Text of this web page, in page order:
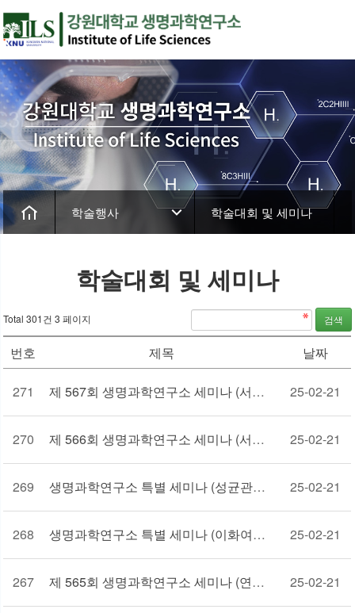
학술행사 학술대회 및 세미나
학술대회 및 세미나
Total 301건 3 페이지
번호 제목 날짜
271 제 567회 생명과학연구소 세미나 (서울대학교 신현무 교수) 25-02-21
270 제 566회 생명과학연구소 세미나 (서울대학교 노성훈 교수) 25-02-21
269 생명과학연구소 특별 세미나 (성균관대학교 현재경 교수) 25-02-21
268 생명과학연구소 특별 세미나 (이화여자대학교 장선복 교수 유진하 교수) 25-02-21
267 제 565회 생명과학연구소 세미나 (연세대학교 신동혁 교수) 25-02-21